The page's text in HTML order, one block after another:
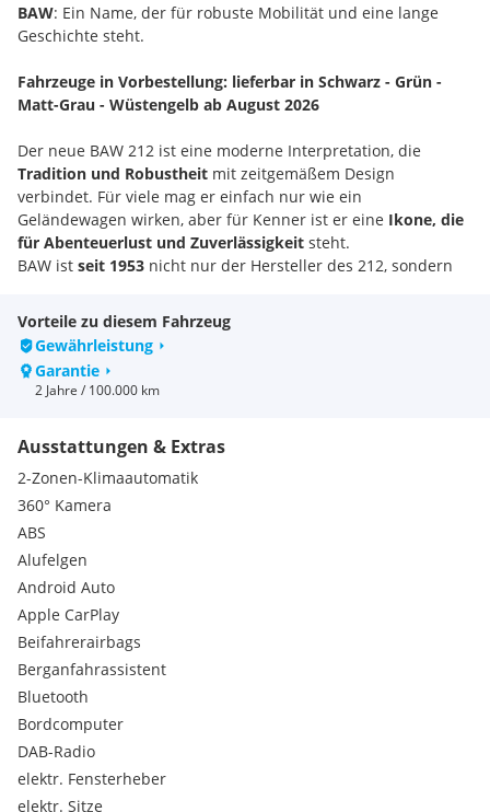
BAW: Ein Name, der für robuste Mobilität und eine lange
Geschichte steht.
Fahrzeuge in Vorbestellung: lieferbar in Schwarz - Grün -
Matt-Grau - Wüstengelb ab August 2026
Der neue BAW 212 ist eine moderne Interpretation, die
Tradition und Robustheit mit zeitgemäßem Design
verbindet. Für viele mag er einfach nur wie ein
Geländewagen wirken, aber für Kenner ist er eine Ikone, die
für Abenteuerlust und Zuverlässigkeit steht.
BAW ist seit 1953 nicht nur der Hersteller des 212, sondern
Geschichte.
inkl. Seilwinde 4,3 Tonnen serienmäßig
inkl. elektrische Trittstufen links und rechts serienmäßig
Highlights:
Carbit (Apple Car Play & Antroid Auto)
DAB+
Potnia Soundsystem
360 Grad Kamera
Keyless Entry / Keyless Go
Sitzverstellung elektrisch
Volllederausstattung
Tempomat
Sitzheizung vorne
2 - Zonen Klimaautomatik
LED Scheinwerfer
u.v.m.
Vorteile zu diesem Fahrzeug
Gewährleistung
Garantie
2 Jahre / 100.000 km
Ausstattungen & Extras
2-Zonen-Klimaautomatik
360° Kamera
ABS
Alufelgen
Android Auto
Apple CarPlay
Beifahrerairbags
Berganfahrassistent
Bluetooth
Bordcomputer
DAB-Radio
elektr. Fensterheber
elektr. Sitze